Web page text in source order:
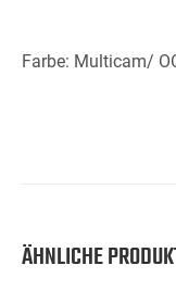
Farbe: Multicam/
ÄHNLICHE